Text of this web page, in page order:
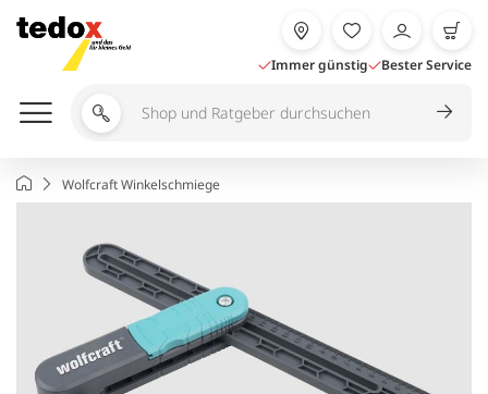
Inhalt
springen
Immer günstig Bester Service
Shop
Ratgeber
durchsuchen
StartseiteWolfcraft Winkelschmiege